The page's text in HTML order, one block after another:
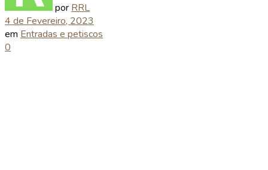
por RRL
4 de Fevereiro, 2023
em Entradas e petiscos
0